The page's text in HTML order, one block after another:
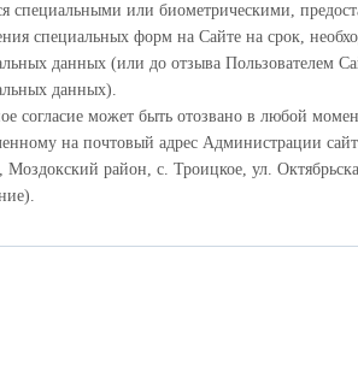
специальными или биометрическими,
специальных форм на Сайте на срок,
данных (или до отзыва Пользователем
данных).
согласие может быть отозвано в любой
на почтовый адрес Администрации
Моздокский район, с. Троицкое, ул.